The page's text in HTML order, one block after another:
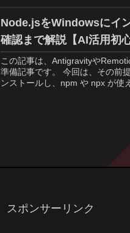
Node.jsをWindowsにイ
確認まで解説【AI活用初
この記事は、Antigravityや
準備記事です。 今回は、その前
ンストールし、npm や npx が使
スポンサーリンク